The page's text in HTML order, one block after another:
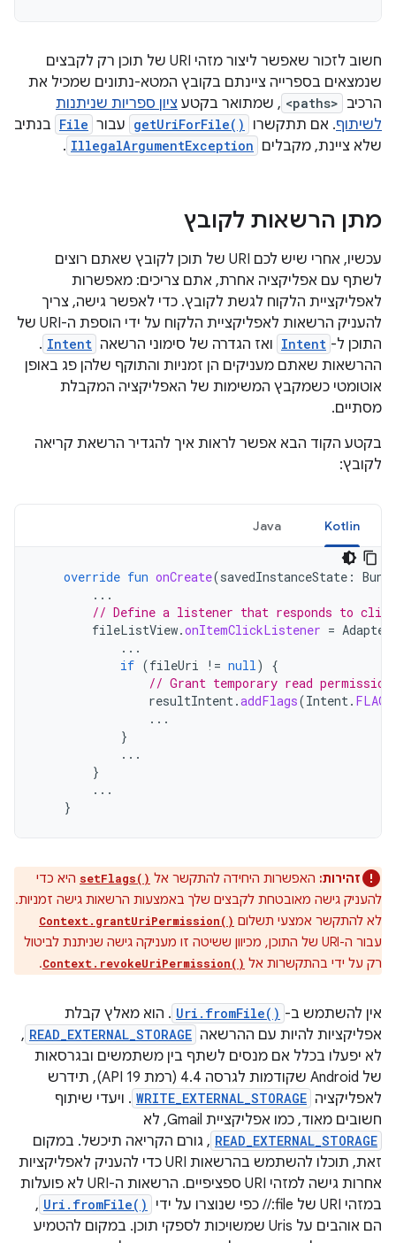
חשוב לזכור שאפשר ליצור מזהי URI של תוכן רק לקבצים
שנמצאים בספרייה ציינתם בקובץ המטא-נתונים שמכיל את
הרכיב <paths> , שמתואר בקטע ציון ספריות שניתנות
לשיתוף. אם תתקשרו getUriForFile() עבור File בנתיב
שלא ציינת, מקבלים IllegalArgumentException
.
מתן הרשאות לקובץ
עכשיו, אחרי שיש לכם URI של תוכן לקובץ שאתם רוצים
לשתף עם אפליקציה אחרת, אתם צריכים: מאפשרות
לאפליקציית הלקוח לגשת לקובץ. כדי לאפשר גישה, צריך
להעניק הרשאות לאפליקציית הלקוח על ידי הוספת ה-URI של
התוכן ל- Intent ואז הגדרה של סימוני הרשאה Intent
.
ההרשאות שאתם מעניקים הן זמניות והתוקף שלהן פג באופן
אוטומטי כשמקבץ המשימות של האפליקציה המקבלת
מסתיים.
בקטע הקוד הבא אפשר לראות איך להגדיר הרשאת קריאה
לקובץ:
Kotlin
Java
override fun onCreate(savedInstanceState :
...
// Define a listener that responds to
fileListView.onItemClickListener =
...
if (fileUri != null)
{
// Grant temporary read
resultIntent.addFlags(Intent.
...
}
...
}
...
}
זהירות: האפשרות היחידה להתקשר אל setFlags() היא כדי
להעניק גישה מאובטחת לקבצים שלך באמצעות הרשאות גישה זמניות.
לא להתקשר אמצעי תשלום Context.grantUriPermission()
עבור ה-URI של התוכן, מכיוון ששיטה זו מעניקה גישה שניתנת לביטול
רק על ידי בהתקשרות אל Context.revokeUriPermission()
.
אין להשתמש ב- Uri.fromFile() . הוא מאלץ קבלת
אפליקציות להיות עם ההרשאה READ_EXTERNAL_STORAGE
,
לא יפעלו בכלל אם מנסים לשתף בין משתמשים ובגרסאות
של Android שקודמות לגרסה 4.4 (רמת API 19), תידרש
לאפליקציה WRITE_EXTERNAL_STORAGE . ויעדי שיתוף
חשובים מאוד, כמו אפליקציית Gmail, לא
READ_EXTERNAL_STORAGE , גורם הקריאה תיכשל. במקום
זאת, תוכלו להשתמש בהרשאות URI כדי להעניק לאפליקציות
אחרות גישה למזהי URI ספציפיים. הרשאות ה-URI לא פועלות
במזהי URI של file:// כפי שנוצרו על ידי
Uri.fromFile()
,
הם אוהבים על Uris שמשויכות לספקי תוכן. במקום להטמיע